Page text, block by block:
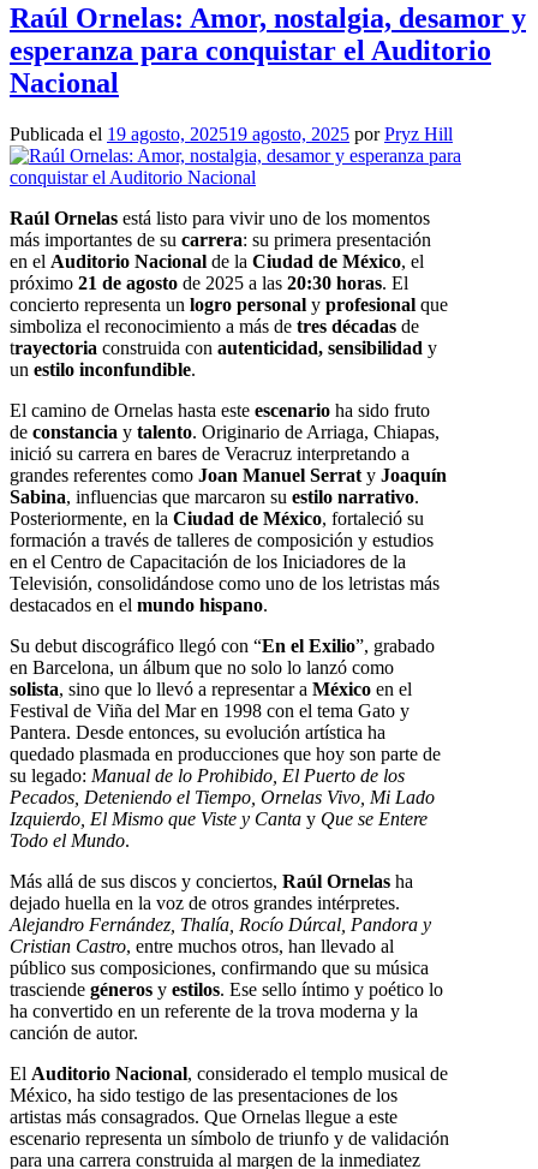
Raúl Ornelas: Amor, nostalgia, desamor y
esperanza para conquistar el Auditorio
Nacional
Publicada el 19 agosto, 202519 agosto, 2025 porPryz Hill
Raúl Ornelas está listo para vivir uno de los momentos
más importantes de su carrera: su primera presentación
en el Auditorio Nacional de la Ciudad de México, el
próximo 21 de agosto de 2025 a las 20:30 horas. El
concierto representa un logro personal y profesional que
simboliza el reconocimiento a más de tres décadas de
trayectoria construida con autenticidad, sensibilidad y
un estilo inconfundible.
El camino de Ornelas hasta este escenario ha sido fruto
de constancia y talento. Originario de Arriaga, Chiapas,
inició su carrera en bares de Veracruz interpretando a
grandes referentes como Joan Manuel Serrat y Joaquín
Sabina, influencias que marcaron su estilo narrativo.
Posteriormente, en la Ciudad de México, fortaleció su
formación a través de talleres de composición y estudios
en el Centro de Capacitación de los Iniciadores de la
Televisión, consolidándose como uno de los letristas más
destacados en el mundo hispano.
Su debut discográfico llegó con “En el Exilio”, grabado
en Barcelona, un álbum que no solo lo lanzó como
solista, sino que lo llevó a representar a México en el
Festival de Viña del Mar en 1998 con el tema Gato y
Pantera. Desde entonces, su evolución artística ha
quedado plasmada en producciones que hoy son parte de
su legado: Manual de lo Prohibido, El Puerto de los
Pecados, Deteniendo el Tiempo, Ornelas Vivo, Mi Lado
Izquierdo, El Mismo que Viste y Canta y Que se Entere
Todo el Mundo.
Más allá de sus discos y conciertos, Raúl Ornelas ha
dejado huella en la voz de otros grandes intérpretes.
Alejandro Fernández, Thalía, Rocío Dúrcal, Pandora y
Cristian Castro, entre muchos otros, han llevado al
público sus composiciones, confirmando que su música
trasciende géneros y estilos. Ese sello íntimo y poético lo
ha convertido en un referente de la trova moderna y la
canción de autor.
El Auditorio Nacional, considerado el templo musical de
México, ha sido testigo de las presentaciones de los
artistas más consagrados. Que Ornelas llegue a este
escenario representa un símbolo de triunfo y de validación
para una carrera construida al margen de la inmediatez